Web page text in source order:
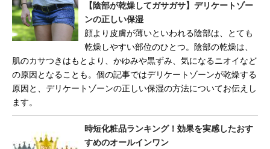
【陰部が乾燥してガサガサ】デリケートゾー
ンの正しい保湿
顔より皮膚が薄いといわれる陰部は、とても
乾燥しやすい部位のひとつ。陰部の乾燥は、
肌のカサつきはもとより、かゆみや黒ずみ、気になるニオイなど
の原因となることも。個の記事ではデリケートゾーンが乾燥する
原因と、デリケートゾーンの正しい保湿の方法についてお伝えし
ます。
時短化粧品ランキング！効果を実感したおす
すめのオールインワン